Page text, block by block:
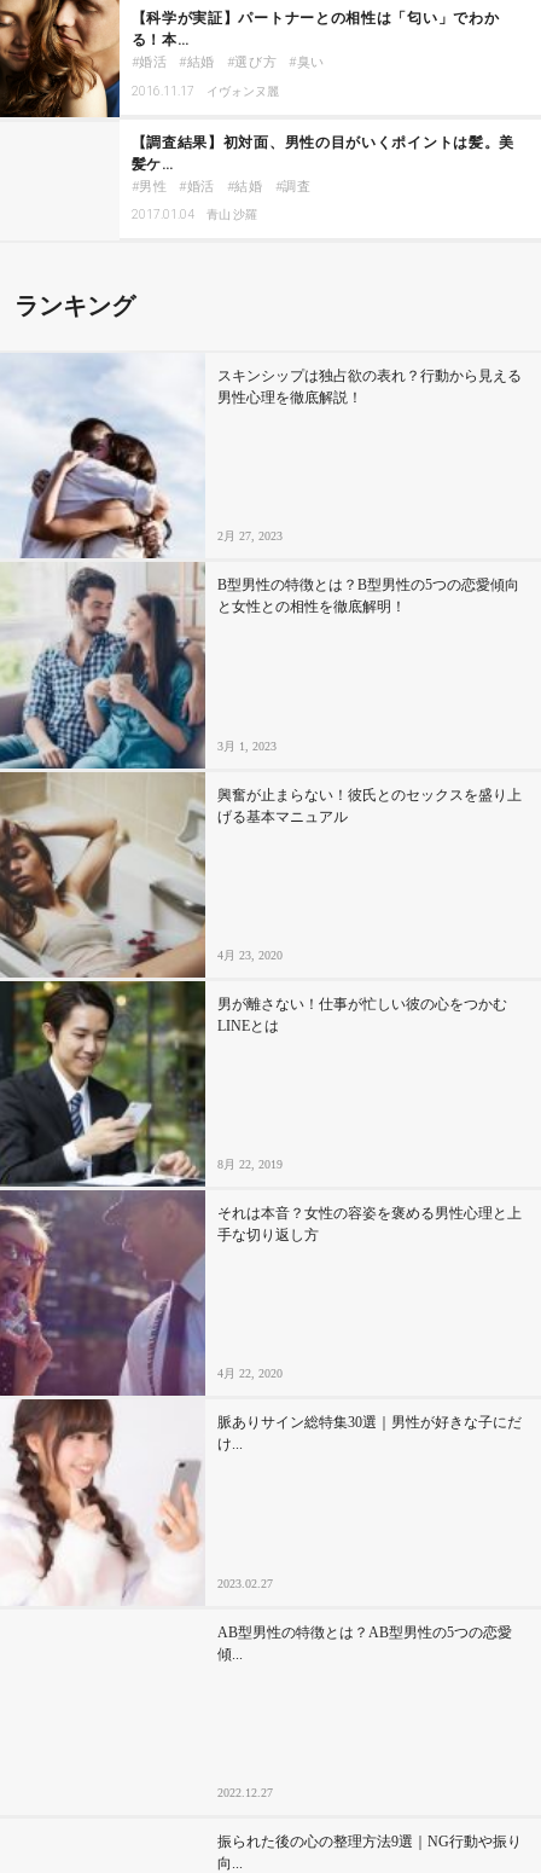
【科学が実証】パートナーとの相性は「匂い」でわか
る！本…
婚活 結婚 選び方 臭い
2016.11.17 イヴォンヌ麗
【調査結果】初対面、男性の目がいくポイントは髪。美
髪ケ…
男性 婚活 結婚 調査
2017.01.04 青山 沙羅
ランキング
スキンシップは独占欲の表れ？行動から見える
男性心理を徹底解説！
2月 27, 2023
B型男性の特徴とは？B型男性の5つの恋愛傾向
と女性との相性を徹底解明！
3月 1, 2023
興奮が止まらない！彼氏とのセックスを盛り上
げる基本マニュアル
4月 23, 2020
男が離さない！仕事が忙しい彼の心をつかむ
LINEとは
8月 22, 2019
それは本音？女性の容姿を褒める男性心理と上
手な切り返し方
4月 22, 2020
脈ありサイン総特集30選｜男性が好きな子にだ
け...
2023.02.27
AB型男性の特徴とは？AB型男性の5つの恋愛
傾...
2022.12.27
振られた後の心の整理方法9選｜NG行動や振り
向...